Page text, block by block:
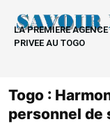
contenu
LA PREMIERE AGENCE
PRIVEE AU TOGO
Togo :
personnel de